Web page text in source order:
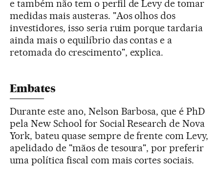
e também não tem o perfil de Levy de tomar
medidas mais austeras. "Aos olhos dos
investidores, isso seria ruim porque tardaria
ainda mais o equilíbrio das contas e a
retomada do crescimento", explica.
Embates
Durante este ano, Nelson Barbosa, que é PhD
pela New School for Social Research de Nova
York, bateu quase sempre de frente com Levy,
apelidado de "mãos de tesoura", por preferir
uma política fiscal com mais cortes sociais.